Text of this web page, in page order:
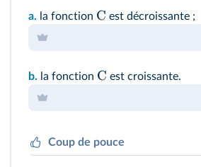
a. la fonction C est décroissante ;
b. la fonction C est croissante.
Coup de pouce